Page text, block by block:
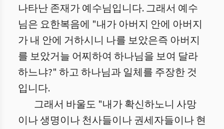
나타난 존재가 예수님입니다. 그래서 예수
님은 요한복음에 "내가 아버지 안에 아버지
가 내 안에 거하시니 나를 보았은즉 아버지
를 보았거늘 어찌하여 하나님을 보여 달라
하느냐?" 하고 하나님과 일체를 주장한 것
입니다.
그래서 바울도 "내가 확신하노니 사망
이나 생명이나 천사들이나 권세자들이나 현